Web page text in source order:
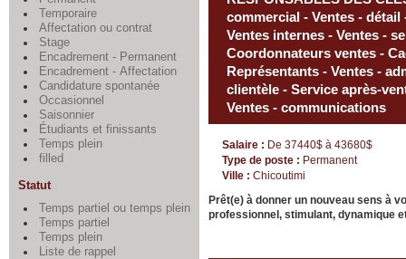
Temporaire
Affectation ou contrat
Stage
Encadrement - Permanent
Encadrement - Affectation
Candidature spontanée
Occasionnel
Saisonnier
Étudiants et finissants
Temps plein
filled
Statut
Temps partiel ou temps plein
Temps partiel
Temps plein
Liste de rappel
commercial - Ventes -
Ventes internes - Ventes -
Coordonnateurs ventes -
Représentants - Ventes -
clientèle - Service après-
Ventes - communications
Salaire : De 37440$ à 43680$
Type de poste : Permanent
Ville : Chicoutimi
Prêt(e) à donner un nouveau sens à
professionnel, stimulant, dynamique